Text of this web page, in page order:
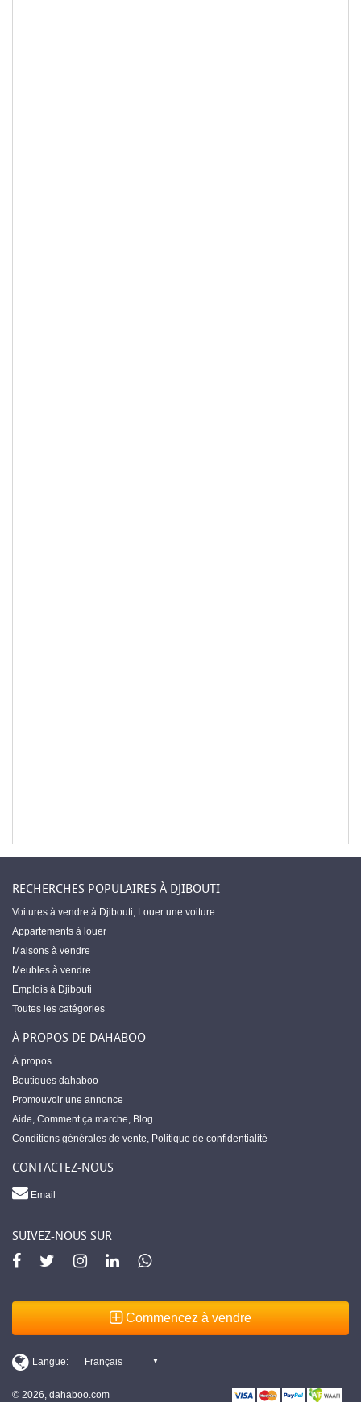
RECHERCHES POPULAIRES À DJIBOUTI
Voitures à vendre à Djibouti, Louer une voiture
Appartements à louer
Maisons à vendre
Meubles à vendre
Emplois à Djibouti
Toutes les catégories
À PROPOS DE DAHABOO
À propos
Boutiques dahaboo
Promouvoir une annonce
Aide, Comment ça marche, Blog
Conditions générales de vente, Politique de confidentialité
CONTACTEZ-NOUS
Email
SUIVEZ-NOUS SUR
Commencez à vendre
© 2026, dahaboo.com